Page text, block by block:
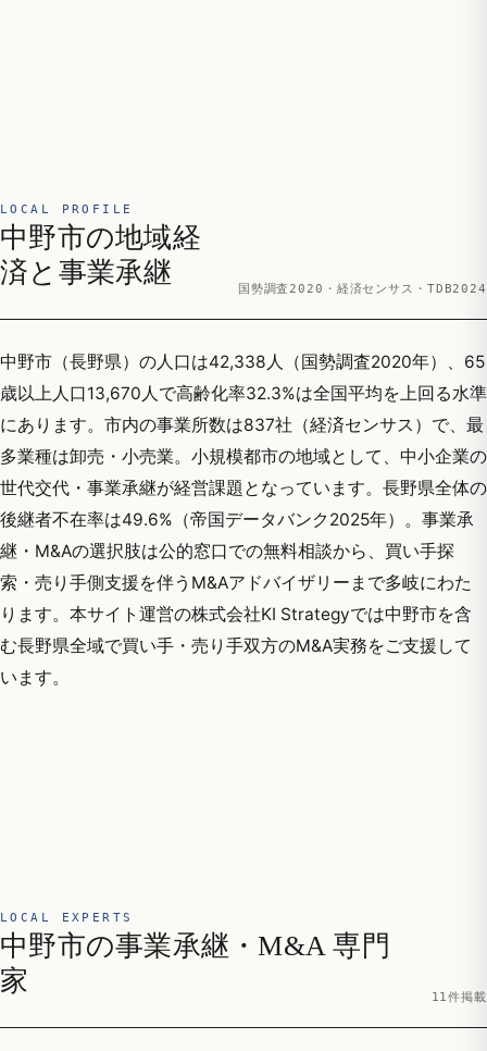
LOCAL PROFILE
中野市の地域経
済と事業承継
国勢調査2020・経済センサス・TDB2024
中野市（長野県）の人口は42,338人（国勢調査2020年）、65
歳以上人口13,670人で高齢化率32.3%は全国平均を上回る水準
にあります。市内の事業所数は837社（経済センサス）で、最
多業種は卸売・小売業。小規模都市の地域として、中小企業の
世代交代・事業承継が経営課題となっています。長野県全体の
後継者不在率は49.6%（帝国データバンク2025年）。事業承
継・M&Aの選択肢は公的窓口での無料相談から、買い手探
索・売り手側支援を伴うM&Aアドバイザリーまで多岐にわた
ります。本サイト運営の株式会社KI Strategyでは中野市を含
む長野県全域で買い手・売り手双方のM&A実務をご支援して
います。
LOCAL EXPERTS
中野市の事業承継・M&A 専門
家
11件掲載